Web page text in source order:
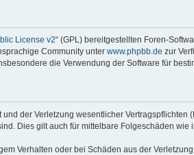
License v2“ (GPL) bereitgestellten Foren-
Community unter www.phpbb.de zur
die Verwendung der Software für
der Verletzung wesentlicher Vertragspflichten
Dies gilt auch für mittelbare Folgeschäden wie
Verhalten oder bei Schäden aus der